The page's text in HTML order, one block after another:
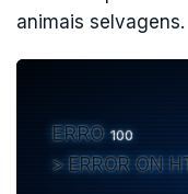
animais selvagens.
ERRO100
ERROR ON